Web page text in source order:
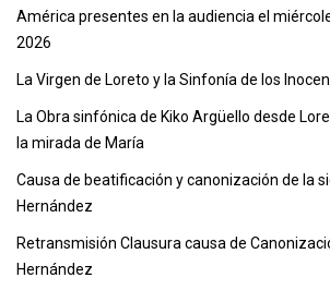
América presentes en la audiencia el
2026
La Virgen de Loreto y la Sinfonía de los
La Obra sinfónica de Kiko Argüello desde
la mirada de María
Causa de beatificación y canonización de la
Hernández
Retransmisión Clausura causa de
Hernández